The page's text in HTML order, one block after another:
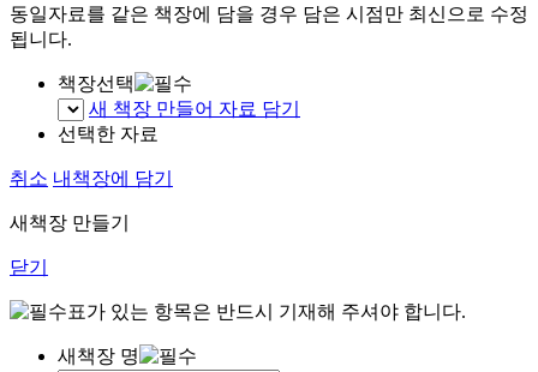
동일자료를 같은 책장에 담을 경우 담은 시점만 최신으로 수정
됩니다.
책장선택
새 책장 만들어 자료 담기
선택한 자료
취소 내책장에 담기
새책장 만들기
닫기
표가 있는 항목은 반드시 기재해 주셔야 합니다.
새책장 명